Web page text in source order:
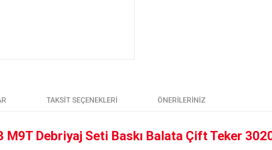
TAKSIT SEÇENEKLERI ÖNERILERINIZ
M9T Debriyaj Seti Baskı Balata Çift Teker